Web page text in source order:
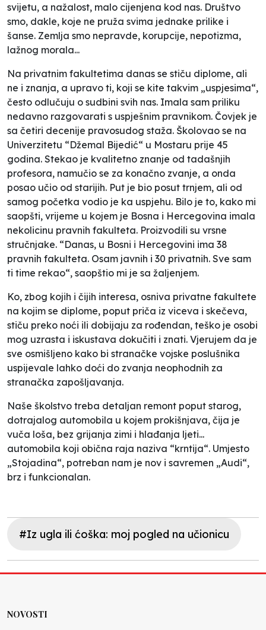
svijetu, a nažalost, malo cijenjena kod nas. Društvo
smo, dakle, koje ne pruža svima jednake prilike i
šanse. Zemlja smo nepravde, korupcije, nepotizma,
lažnog morala...
Na privatnim fakultetima danas se stiču diplome, ali
ne i znanja, a upravo ti, koji se kite takvim „uspjesima“,
često odlučuju o sudbini svih nas. Imala sam priliku
nedavno razgovarati s uspješnim pravnikom. Čovjek je
sa četiri decenije pravosudog staža. Školovao se na
Univerzitetu “Džemal Bijedić“ u Mostaru prije 45
godina. Stekao je kvalitetno znanje od tadašnjih
profesora, namučio se za konačno zvanje, a onda
posao učio od starijih. Put je bio posut trnjem, ali od
samog početka vodio je ka uspjehu. Bilo je to, kako mi
saopšti, vrijeme u kojem je Bosna i Hercegovina imala
nekolicinu pravnih fakulteta. Proizvodili su vrsne
stručnjake. “Danas, u Bosni i Hercegovini ima 38
pravnih fakulteta. Osam javnih i 30 privatnih. Sve sam
ti time rekao“, saopštio mi je sa žaljenjem.
Ko, zbog kojih i čijih interesa, osniva privatne fakultete
na kojim se diplome, poput priča iz viceva i skečeva,
stiču preko noći ili dobijaju za rođendan, teško je osobi
mog uzrasta i iskustava dokučiti i znati. Vjerujem da je
sve osmišljeno kako bi stranačke vojske poslušnika
uspijevale lahko doći do zvanja neophodnih za
stranačka zapošljavanja.
Naše školstvo treba detaljan remont poput starog,
dotrajalog automobila u kojem prokišnjava, čija je
vuča loša, bez grijanja zimi i hlađanja ljeti...
automobila koji obična raja naziva “krntija“. Umjesto
„Stojadina“, potreban nam je nov i savremen „Audi“,
brz i funkcionalan.
#Iz ugla ili ćoška: moj pogled na učionicu
NOVOSTI